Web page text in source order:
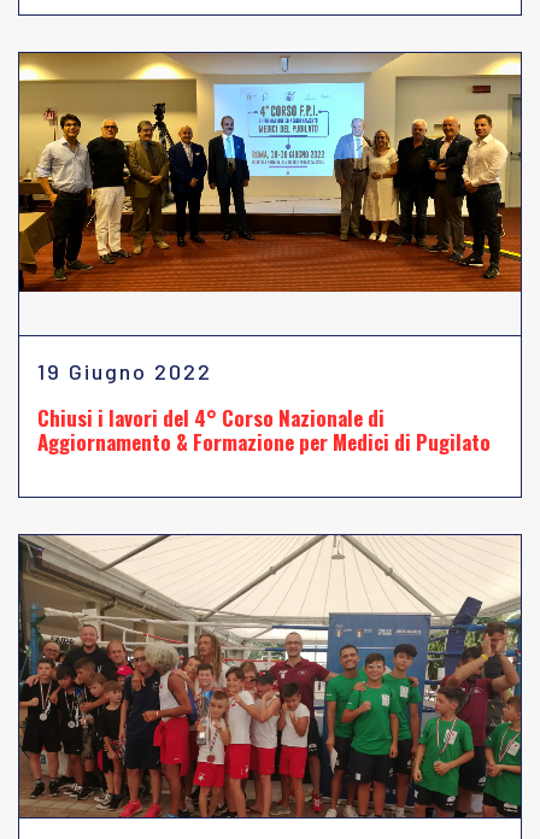
19 Giugno 2022
Chiusi i lavori del 4° Corso Nazionale di
Aggiornamento & Formazione per Medici di Pugilato